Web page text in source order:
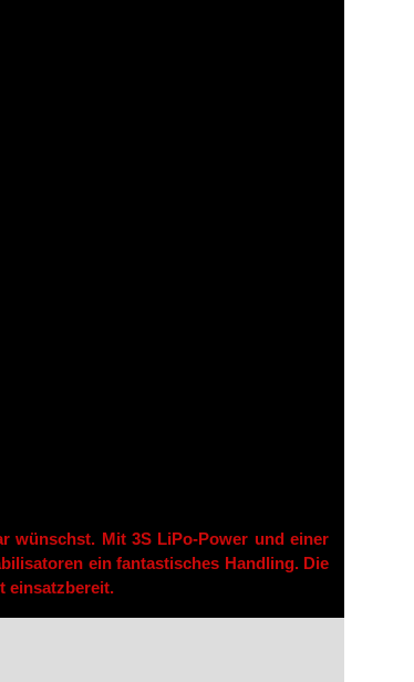
wünschst. Mit 3S LiPo-Power und einer
ein fantastisches Handling. Die
einsatzbereit.